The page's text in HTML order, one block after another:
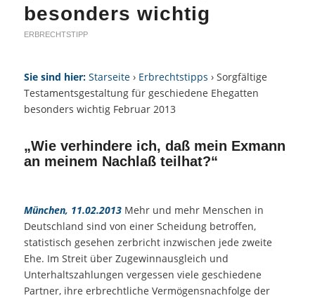
besonders wichtig
ERBRECHTSTIPP
Sie sind hier: Starseite› Erbrechtstipps › Sorgfältige
Testamentsgestaltung für geschiedene Ehegatten
besonders wichtig Februar 2013
„Wie verhindere ich, daß mein Exmann
an meinem Nachlaß teilhat?“
München, 11.02.2013Mehr und mehr Menschen in
Deutschland sind von einer Scheidung betroffen,
statistisch gesehen zerbricht inzwischen jede zweite
Ehe. Im Streit über Zugewinnausgleich und
Unterhaltszahlungen vergessen viele geschiedene
Partner, ihre erbrechtliche Vermögensnachfolge der